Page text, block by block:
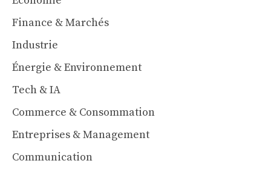
Finance & Marchés
Industrie
Énergie & Environnement
Tech & IA
Commerce & Consommation
Entreprises & Management
Communication